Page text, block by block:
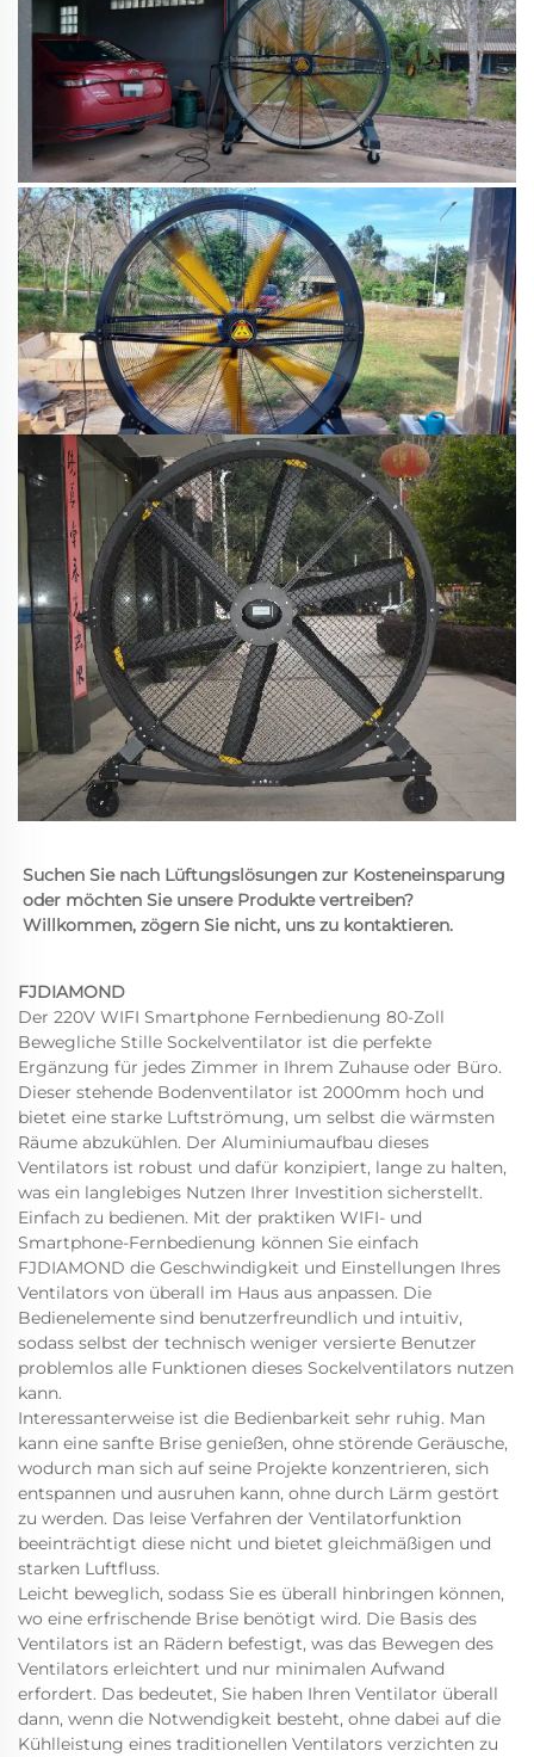
Suchen Sie nach Lüftungslösungen zur Kosteneinsparung
oder möchten Sie unsere Produkte vertreiben?
Willkommen, zögern Sie nicht, uns zu kontaktieren.
FJDIAMOND
Der 220V WIFI Smartphone Fernbedienung 80-Zoll
Bewegliche Stille Sockelventilator ist die perfekte
Ergänzung für jedes Zimmer in Ihrem Zuhause oder Büro.
Dieser stehende Bodenventilator ist 2000mm hoch und
bietet eine starke Luftströmung, um selbst die wärmsten
Räume abzukühlen. Der Aluminiumaufbau dieses
Ventilators ist robust und dafür konzipiert, lange zu halten,
was ein langlebiges Nutzen Ihrer Investition sicherstellt.
Einfach zu bedienen. Mit der praktiken WIFI- und
Smartphone-Fernbedienung können Sie einfach
FJDIAMOND die Geschwindigkeit und Einstellungen Ihres
Ventilators von überall im Haus aus anpassen. Die
Bedienelemente sind benutzerfreundlich und intuitiv,
sodass selbst der technisch weniger versierte Benutzer
problemlos alle Funktionen dieses Sockelventilators nutzen
kann.
Interessanterweise ist die Bedienbarkeit sehr ruhig. Man
kann eine sanfte Brise genießen, ohne störende Geräusche,
wodurch man sich auf seine Projekte konzentrieren, sich
entspannen und ausruhen kann, ohne durch Lärm gestört
zu werden. Das leise Verfahren der Ventilatorfunktion
beeinträchtigt diese nicht und bietet gleichmäßigen und
starken Luftfluss.
Leicht beweglich, sodass Sie es überall hinbringen können,
wo eine erfrischende Brise benötigt wird. Die Basis des
Ventilators ist an Rädern befestigt, was das Bewegen des
Ventilators erleichtert und nur minimalen Aufwand
erfordert. Das bedeutet, Sie haben Ihren Ventilator überall
dann, wenn die Notwendigkeit besteht, ohne dabei auf die
Kühlleistung eines traditionellen Ventilators verzichten zu